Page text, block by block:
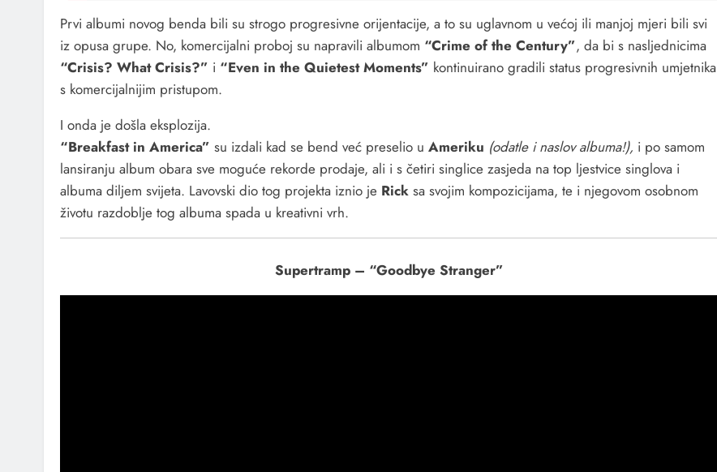
Prvi albumi novog benda bili su strogo progresivne orijentacije, a to su uglavnom u većoj ili manjoj mjeri bili svi
iz opusa grupe. No, komercijalni proboj su napravili albumom “Crime of the Century”, da bi s nasljednicima
“Crisis? What Crisis?” i “Even in the Quietest Moments” kontinuirano gradili status progresivnih umjetnika
s komercijalnijim pristupom.
I onda je došla eksplozija.
“Breakfast in America” su izdali kad se bend već preselio u Ameriku (odatle i naslov albuma!), i po samom
lansiranju album obara sve moguće rekorde prodaje, ali i s četiri singlice zasjeda na top ljestvice singlova i
albuma diljem svijeta. Lavovski dio tog projekta iznio je Rick sa svojim kompozicijama, te i njegovom osobnom
životu razdoblje tog albuma spada u kreativni vrh.
Supertramp – “Goodbye Stranger”